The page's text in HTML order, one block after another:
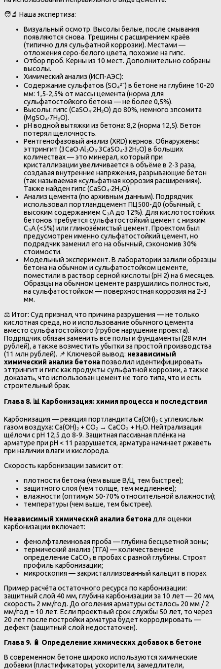
🧑🔬 Наша экспертиза:
Визуальный осмотр. Высолы белые, после смывания
появляются снова. Трещины с расширением краёв
(типично для сульфатной коррозии). Местами —
отложения серо-белого цвета, похожие на гипс.
Отбор проб. Керны из 10 мест. Дополнительно собраны
высолы.
Химический анализ (ИСП-АЭС):
Содержание сульфатов (SO₄²⁻) в бетоне на глубине 10-20
мм: 1,5-2,5% от массы цемента (норма для
сульфатостойкого бетона — не более 0,5%).
Высолы: гипс (CaSO₄·2H₂O) до 80%, немного эпсомита
(MgSO₄·7H₂O).
pH водной вытяжки из бетона: 8,2 (норма 12,5). Бетон
потерял щелочность.
Рентгенофазовый анализ (XRD) кернов. Обнаружены:
эттрингит (3CaO·Al₂O₃·3CaSO₄·32H₂O) в больших
количествах — это минерал, который при
кристаллизации увеличивается в объёме в 2-3 раза,
создавая внутренние напряжения, разрывающие бетон
(так называемая «сульфатная коррозия расширения»).
Также найден гипс (CaSO₄·2H₂O).
Анализ цемента (по архивным данным). Подрядчик
использовал портландцемент ПЦ500-Д0 (обычный, с
высоким содержанием C₃A до 12%). Для кислотостойких
бетонов требуется сульфатостойкий цемент с низким
C₃A (<5%) или глинозёмистый цемент. Проектом был
предусмотрен именно сульфатостойкий цемент, но
подрядчик заменил его на обычный, сэкономив 30%
стоимости.
Модельный эксперимент. В лаборатории залили образцы
бетона на обычном и сульфатостойком цементе,
поместили в раствор серной кислоты (pH 2) на 6 месяцев.
Образцы на обычном цементе разрушились полностью,
на сульфатостойком — поверхностная коррозия на 2-3
мм.
⚖️ Итог: Суд признал, что причина разрушения — не только
кислотная среда, но и использование обычного цемента
вместо сульфатостойкого (грубое нарушение проекта).
Подрядчик обязан заменить все полы и фундаменты (28 млн
рублей), а также возместить убытки за простой производства
(11 млн рублей). 📌 Ключевой вывод: независимый
химический анализ бетонапозволил идентифицировать
эттрингит и гипс как продукты сульфатной коррозии, а также
доказать, что использован цемент не того типа, что и есть
строительный брак.
Глава 8. 📊 Карбонизация: химия процесса и последствия
Карбонизация — реакция портландита Ca(OH)₂ с углекислым
газом воздуха: Ca(OH)₂ + CO₂ → CaCO₃ + H₂O. Нейтрализация
щёлочи с pH 12,5 до 8-9. Защитная пассивная плёнка на
арматуре при pH < 11 разрушается, арматура начинает ржаветь
при наличии влаги и кислорода.
Скорость карбонизации зависит от:
плотности бетона (чем выше В/Ц, тем быстрее);
защитного слоя (чем толще, тем медленнее);
влажности (оптимум 50-70% относительной влажности);
температуры (чем выше, тем быстрее).
Независимый химический анализ бетона для оценки
карбонизации включает:
фенолфталеиновая проба — глубина бесцветной зоны;
термический анализ (ТГА) — количественное
определение CaCO₃ в пробах с разной глубины. Строят
профиль карбонизации;
микроскопия — закристаллизованный кальцит в порах.
Пример расчёта остаточного ресурса по карбонизации:
защитный слой 40 мм, глубина карбонизации за 10 лет — 20 мм,
скорость 2 мм/год. До оголения арматуры осталось 20 мм / 2
мм/год = 10 лет. Если проектный срок службы 50 лет, то через
20 лет после постройки арматура будет корродировать —
дефект (защитный слой недостаточен).
Глава 9. 🧴 Определение химических добавок в бетоне
В современном бетоне широко используются химические
добавки (пластификаторы, ускорители, замедлители,